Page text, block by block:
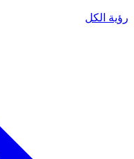
رؤية الكل